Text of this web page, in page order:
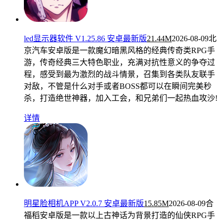
led显示器软件 V1.25.86 安卓最新版21.44M2026-08-09北
京汽车安卓版是一款魔幻暗黑风格的经典传奇类RPG手
游，传奇经典三大特色职业，充满对抗性意义的争夺过
程，感受到最为激烈的战斗情景，召集到各类队友联手
对敌，不管是什么对手或者BOSS都可以在瞬间完美秒
杀，打造绝世神器，加入工会，和兄弟们一起热血攻沙!
详情
明星脸相机APP V2.0.7 安卓最新版15.85M2026-08-09合
福稻安卓版是一款以上古神话为背景打造的仙侠RPG手